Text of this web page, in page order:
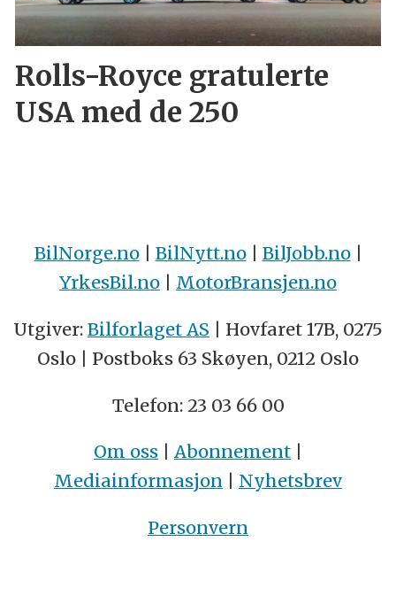
Rolls-Royce gratulerte
USA med de 250
BilNorge.no| BilNytt.no| BilJobb.no|
YrkesBil.no | MotorBransjen.no
Utgiver: Bilforlaget AS | Hovfaret 17B, 0275
Oslo | Postboks 63 Skøyen, 0212 Oslo
Telefon: 23 03 66 00
Om oss Abonnement
Mediainformasjon
Nyhetsbrev
Personvern